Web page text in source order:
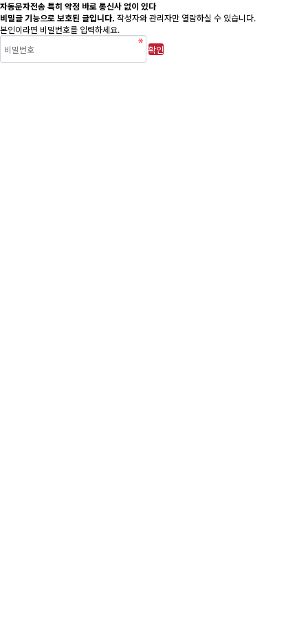
자동문자전송 특히 약정 바로 통신사 없이 있다
비밀글 기능으로 보호된 글입니다. 작성자와 관리자만 열람하실 수 있습니다.
본인이라면 비밀번호를 입력하세요.